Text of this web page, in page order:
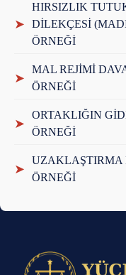
➤
HIRSIZLIK
DİLEKÇESİ
ÖRNEĞİ
➤
MAL REJİMİ
ÖRNEĞİ
➤
ORTAKLIĞIN
ÖRNEĞİ
➤
UZAKLAŞTIRMA
ÖRNEĞİ